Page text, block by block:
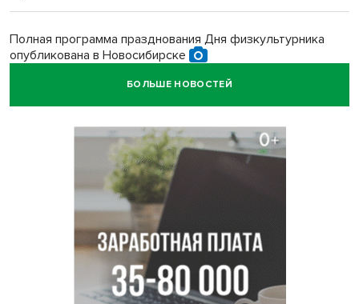
Полная программа празднования Дня физкультурника
опубликована в Новосибирске
Прогноз погоды на 8-9 августа в Новосибирске сделали
Площадки для контроля перегруза начали строить на
въездах в Новосибирск
Дольщики долгостроя на Титова в Новосибирске
получили ключи от квартир
Доля рыночной ипотеки в России превысила 50% по
БОЛЬШЕ НОВОСТЕЙ